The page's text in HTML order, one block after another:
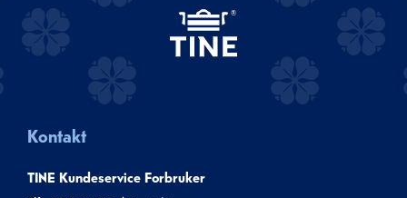
Kontakt
TINE Kundeservice Forbruker